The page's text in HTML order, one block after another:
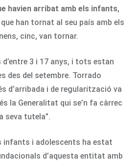
havien arribat amb els infants,
han tornat al seu país amb els
cinc, van tornar.
d’entre 3 i 17 anys, i tots estan
des del setembre. Torrado
d’arribada i de regularització va
la Generalitat qui se’n fa càrrec
seva tutela”.
infants i adolescents ha estat
d’aquesta entitat amb